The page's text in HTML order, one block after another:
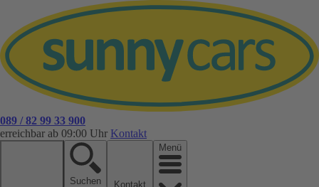
089 / 82 99 33 900
erreichbar ab 09:00 Uhr Kontakt
Suchen
Menü